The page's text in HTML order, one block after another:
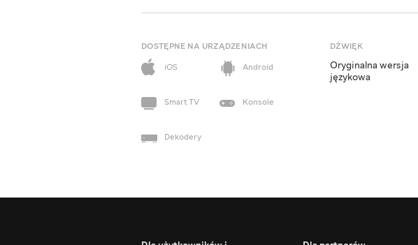
DOSTĘPNE NA URZĄDZENIACH
iOS
Android
Smart TV Konsole
Dekodery
DŹWIĘK
Oryginalna wersja
językowa